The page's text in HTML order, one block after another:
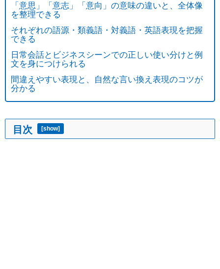
「意思」「意志」「意向」の意味の違いと、全体像
を整理できる
それぞれの語源・類義語・対義語・英語表現を把握
できる
日常会話とビジネスシーンでの正しい使い分けと例
文を身につけられる
間違えやすい表現と、自然な言い換え表現のコツが
分かる
目次 [show]